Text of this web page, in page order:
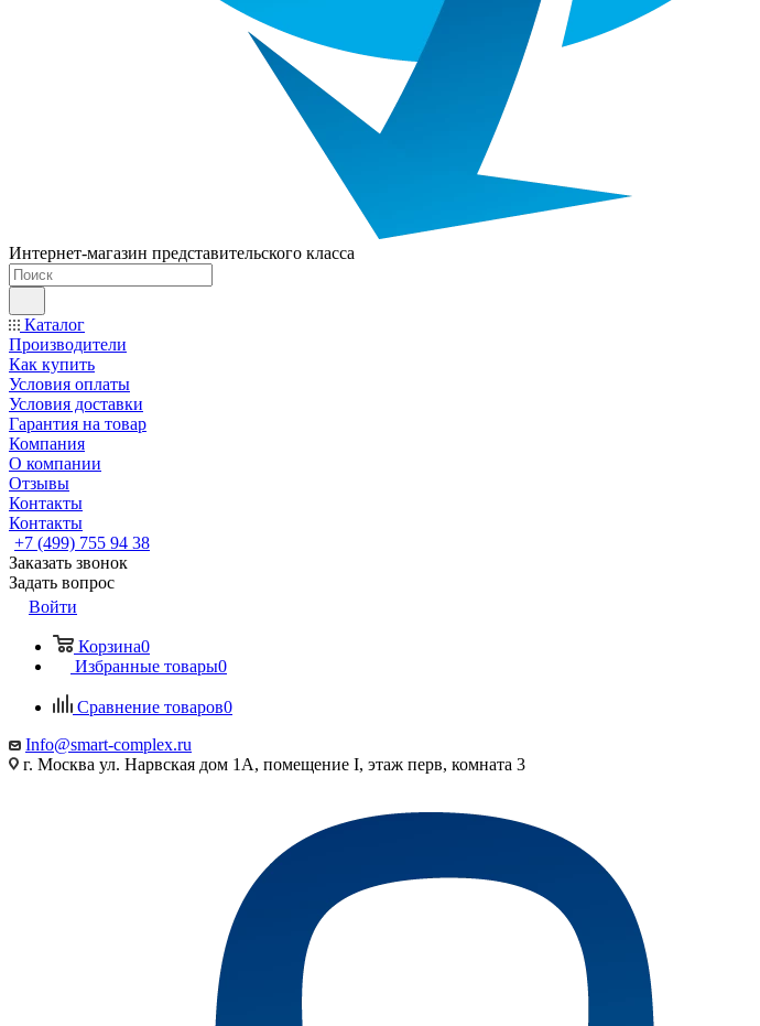
Интернет-магазин представительского класса
Каталог
Производители
Как купить
Условия оплаты
Условия доставки
Гарантия на товар
Компания
О компании
Отзывы
Контакты
Контакты
+7 (499) 755 94 38
Заказать звонок
Задать вопрос
Войти
Корзина0
Избранные товары0
Сравнение товаров0
Info@smart-complex.ru
г. Москва ул. Нарвская дом 1А, помещение I, этаж перв, комната 3